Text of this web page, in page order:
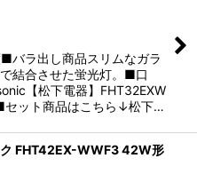
バラ出し商品スリムなガラ
結合させた蛍光灯。■口
【松下電器】FHT32EXW
セット商品はこちら↓松下…
ク FHT42EX-WWF3 42W形